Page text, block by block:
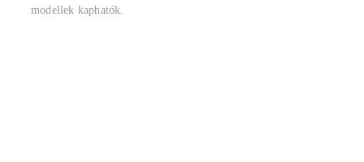
modellek kaphatók.